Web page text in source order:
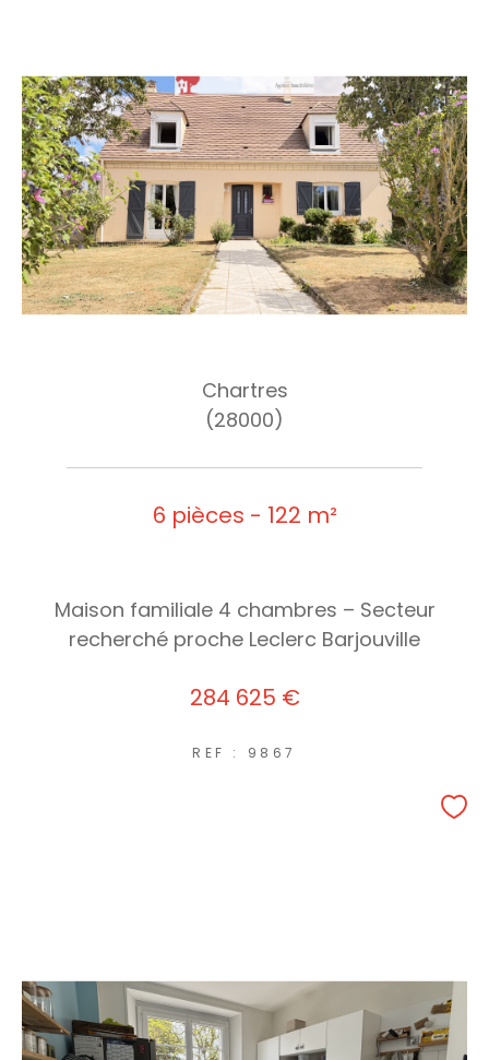
Chartres
(28000)
6 pièces - 122 m²
Maison familiale 4 chambres – Secteur
recherché proche Leclerc Barjouville
284 625 €
REF : 9867